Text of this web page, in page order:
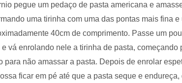
pegue um pedaço de pasta americana e
uma tirinha com uma das pontas mais fina e
40cm de comprimento. Passe um
vá enrolando nele a tirinha de pasta, começando
para não amassar a pasta. Depois de enrolar
ficar em pé até que a pasta seque e endureça,